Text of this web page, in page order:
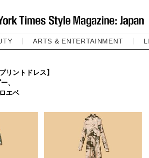
ARTS & ENTERTAINMENT
リントドレス】
、
エベ